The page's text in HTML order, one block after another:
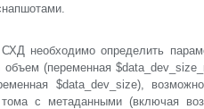
необходимо определить
(переменная
$data_dev_size),
с метаданными (включая